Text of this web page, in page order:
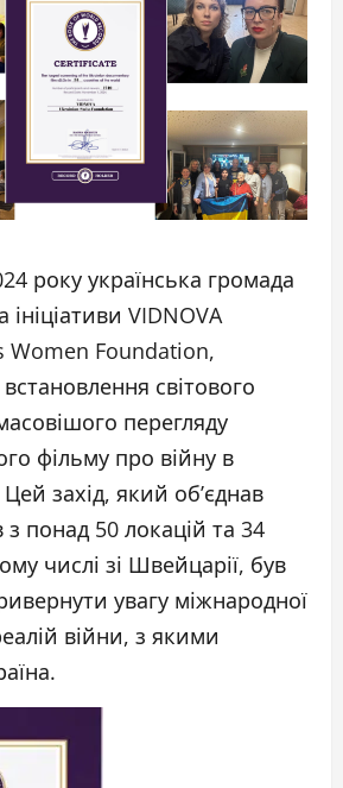
року українська громада
ініціативи VIDNOVA
Women Foundation,
світового
перегляду
фільму про війну в
Цей захід, який об’єднав
з понад 50 локацій та 34
числі зі Швейцарії, був
увагу міжнародної
війни, з якими